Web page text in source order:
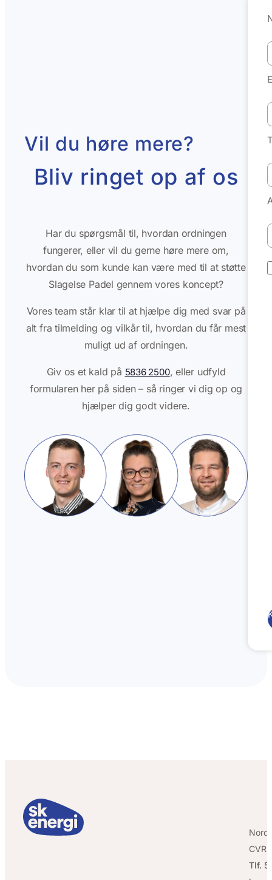
Vil du høre mere?
Bliv ringet op af os
Har du spørgsmål til, hvordan ordningen
fungerer, eller vil du gerne høre mere om,
hvordan du som kunde kan være med til at støtte
Slagelse Padel gennem vores koncept?
Vores team står klar til at hjælpe dig med svar på
alt fra tilmelding og vilkår til, hvordan du får mest
muligt ud af ordningen.
Giv os et kald på 5836 2500, eller udfyld
formularen her på siden – så ringer vi dig op og
hjælper dig godt videre.
Tlf.